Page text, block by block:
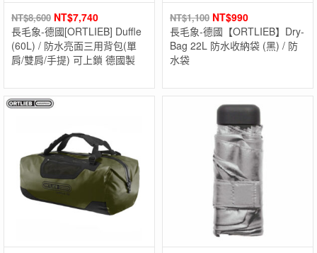
NT$8,600 NT$7,740
長毛象-德國[ORTLIEB] Duffle
(60L) / 防水亮面三用背包(單
肩/雙肩/手提) 可上鎖 德國製
NT$1,100 NT$990
長毛象-德國【ORTLIEB】Dry-
Bag 22L 防水收納袋 (黑) / 防
水袋